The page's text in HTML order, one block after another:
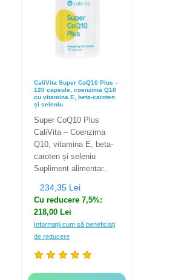
CaliVita Super CoQ10 Plus –
120 capsule, coenzima Q10
cu vitamina E, beta-caroten
și seleniu
Super CoQ10 Plus
CaliVita – Coenzima
Q10, vitamina E, beta-
caroten și seleniu
Supliment alimentar..
234,35 Lei
Cu reducere 7,5%:
218,00 Lei
Informații cum să beneficiați
de reducere